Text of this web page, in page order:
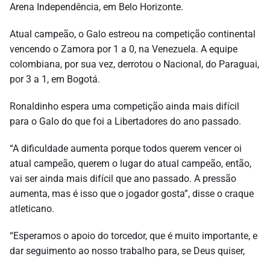
Arena Independência, em Belo Horizonte.
Atual campeão, o Galo estreou na competição continental
vencendo o Zamora por 1 a 0, na Venezuela. A equipe
colombiana, por sua vez, derrotou o Nacional, do Paraguai,
por 3 a 1, em Bogotá.
Ronaldinho espera uma competição ainda mais difícil
para o Galo do que foi a Libertadores do ano passado.
“A dificuldade aumenta porque todos querem vencer oi
atual campeão, querem o lugar do atual campeão, então,
vai ser ainda mais difícil que ano passado. A pressão
aumenta, mas é isso que o jogador gosta”, disse o craque
atleticano.
“Esperamos o apoio do torcedor, que é muito importante, e
dar seguimento ao nosso trabalho para, se Deus quiser,